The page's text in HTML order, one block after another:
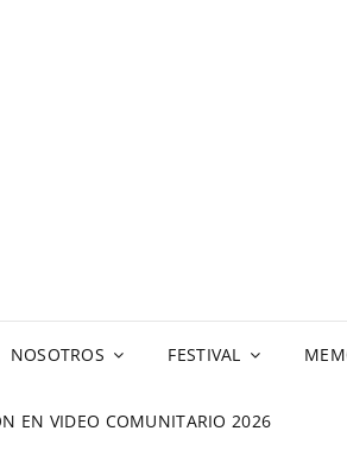
NOSOTROS FESTIVAL
EN VIDEO COMUNITARIO 2026